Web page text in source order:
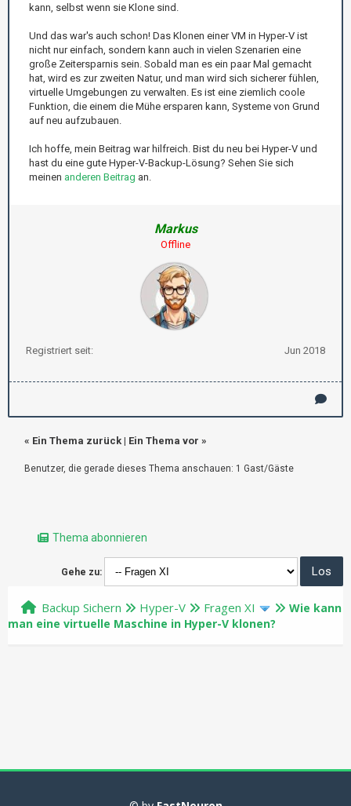
kann, selbst wenn sie Klone sind.
Und das war's auch schon! Das Klonen einer VM in Hyper-V ist
nicht nur einfach, sondern kann auch in vielen Szenarien eine
große Zeitersparnis sein. Sobald man es ein paar Mal gemacht
hat, wird es zur zweiten Natur, und man wird sich sicherer fühlen,
virtuelle Umgebungen zu verwalten. Es ist eine ziemlich coole
Funktion, die einem die Mühe ersparen kann, Systeme von Grund
auf neu aufzubauen.
Ich hoffe, mein Beitrag war hilfreich. Bist du neu bei Hyper-V und
hast du eine gute Hyper-V-Backup-Lösung? Sehen Sie sich
meinen anderen Beitrag an.
Markus
Offline
Registriert seit: Jun 2018
« Ein Thema zurück | Ein Thema vor »
Benutzer, die gerade dieses Thema anschauen: 1 Gast/Gäste
Thema abonnieren
Gehe zu:
Backup Sichern Hyper-V Fragen XI
Wie kann
man eine virtuelle Maschine in Hyper-V klonen?